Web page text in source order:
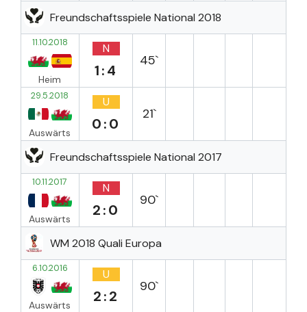
Freundschaftsspiele National 2018
11.10.2018
Heim
N
1:4
45`
29.5.2018
Auswärts
U
0:0
21`
Freundschaftsspiele National 2017
10.11.2017
Auswärts
N
2:0
90`
WM 2018 Quali Europa
6.10.2016
Auswärts
U
2:2
90`